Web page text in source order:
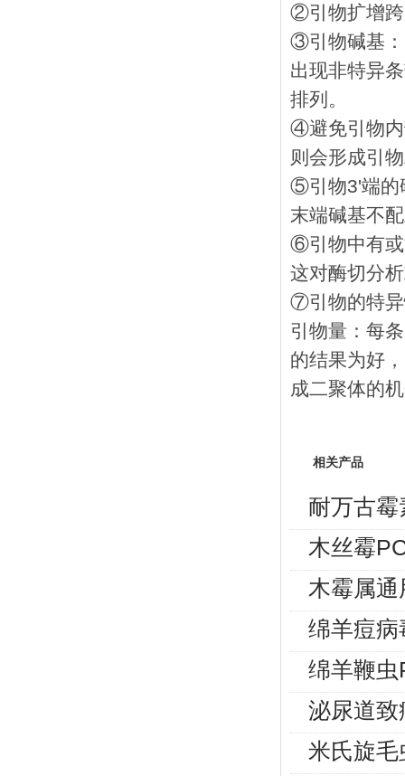
②引物扩增跨
③引物碱基：
出现非特异
排列。
④避免引物内
则会形成引
⑤引物3'端的
末端碱基不
⑥引物中有或
这对酶切分
⑦引物的特异
引物量：每
的结果为好
成二聚体的
相关产品
耐万古
木丝霉
木霉属
绵羊痘
绵羊鞭
泌尿道
米氏旋